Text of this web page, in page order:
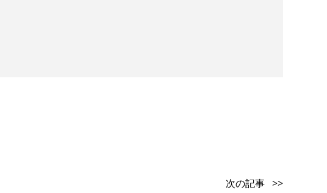
次の記事 >>